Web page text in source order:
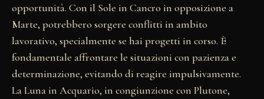
opportunità. Con il Sole in Cancro in opposizione a
Marte, potrebbero sorgere conflitti in ambito
lavorativo, specialmente se hai progetti in corso. È
fondamentale affrontare le situazioni con pazienza e
determinazione, evitando di reagire impulsivamente.
La Luna in Acquario, in congiunzione con Plutone,